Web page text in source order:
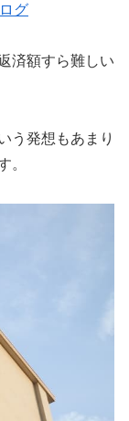
グ
済額すら難しい
う発想もあまり
。